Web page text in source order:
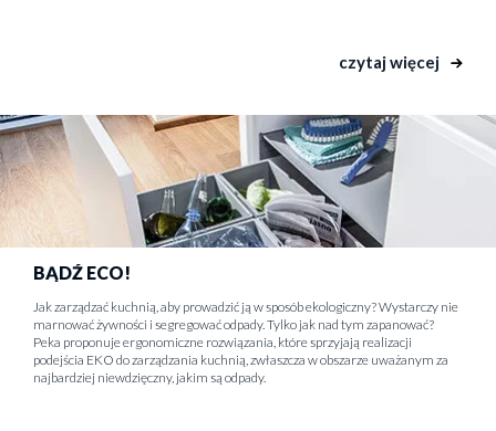
czytaj więcej
BĄDŹ ECO!
Jak zarządzać kuchnią, aby prowadzić ją w sposób ekologiczny? Wystarczy nie
marnować żywności i segregować odpady. Tylko jak nad tym zapanować?
Peka proponuje ergonomiczne rozwiązania, które sprzyjają realizacji
podejścia EKO do zarządzania kuchnią, zwłaszcza w obszarze uważanym za
najbardziej niewdzięczny, jakim są odpady.